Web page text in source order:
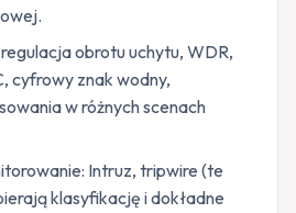
obrotu uchytu, WDR,
cyfrowy znak wodny,
w różnych scenach
Intruz, tripwire (te
klasyfikację i dokładne